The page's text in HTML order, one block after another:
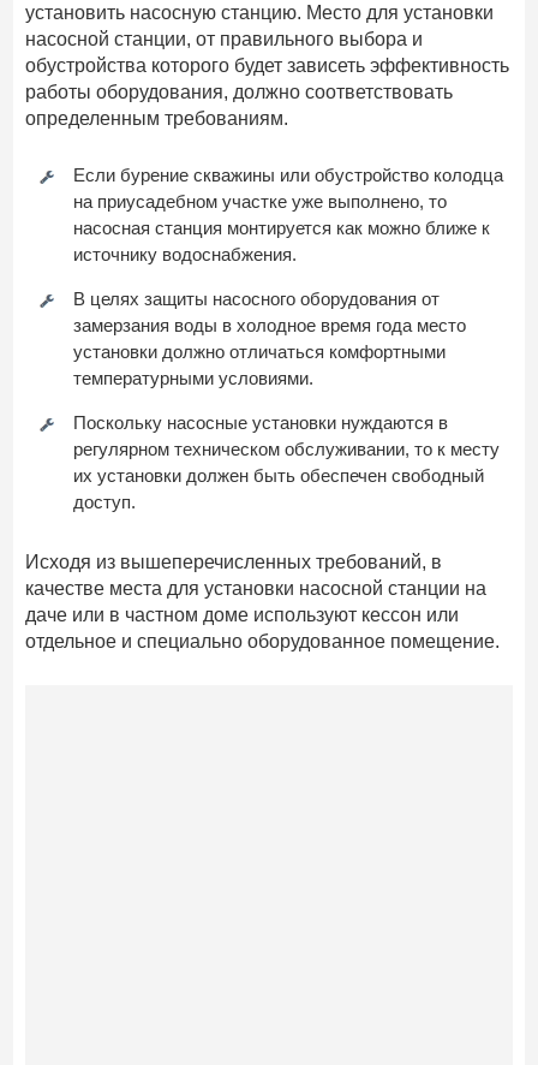
установить насосную станцию. Место для установки
насосной станции, от правильного выбора и
обустройства которого будет зависеть эффективность
работы оборудования, должно соответствовать
определенным требованиям.
Если бурение скважины или обустройство колодца
на приусадебном участке уже выполнено, то
насосная станция монтируется как можно ближе к
источнику водоснабжения.
В целях защиты насосного оборудования от
замерзания воды в холодное время года место
установки должно отличаться комфортными
температурными условиями.
Поскольку насосные установки нуждаются в
регулярном техническом обслуживании, то к месту
их установки должен быть обеспечен свободный
доступ.
Исходя из вышеперечисленных требований, в
качестве места для установки насосной станции на
даче или в частном доме используют кессон или
отдельное и специально оборудованное помещение.